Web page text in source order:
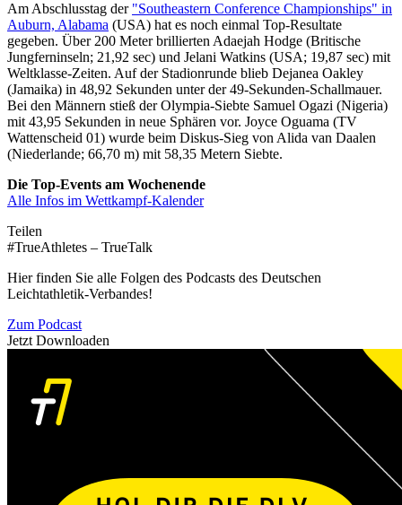
Am Abschlusstag der "Southeastern Conference Championships" in
Auburn, Alabama (USA) hat es noch einmal Top-Resultate
gegeben. Über 200 Meter brillierten Adaejah Hodge (Britische
Jungferninseln; 21,92 sec) und Jelani Watkins (USA; 19,87 sec) mit
Weltklasse-Zeiten. Auf der Stadionrunde blieb Dejanea Oakley
(Jamaika) in 48,92 Sekunden unter der 49-Sekunden-Schallmauer.
Bei den Männern stieß der Olympia-Siebte Samuel Ogazi (Nigeria)
mit 43,95 Sekunden in neue Sphären vor. Joyce Oguama (TV
Wattenscheid 01) wurde beim Diskus-Sieg von Alida van Daalen
(Niederlande; 66,70 m) mit 58,35 Metern Siebte.
Die Top-Events am Wochenende
Alle Infos im Wettkampf-Kalender
Teilen
#TrueAthletes – TrueTalk
Hier finden Sie alle Folgen des Podcasts des Deutschen
Leichtathletik-Verbandes!
Zum Podcast
Jetzt Downloaden